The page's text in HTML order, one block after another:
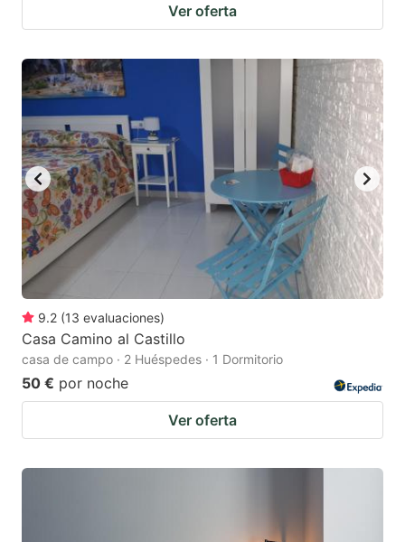
Ver oferta
9.2 (13 evaluaciones)
Casa Camino al Castillo
casa de campo · 2 Huéspedes · 1 Dormitorio
50 € por noche
Ver oferta